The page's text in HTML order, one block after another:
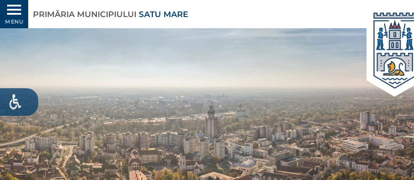
MENU
PRIMĂRIA MUNICIPIULUI SATU MARE